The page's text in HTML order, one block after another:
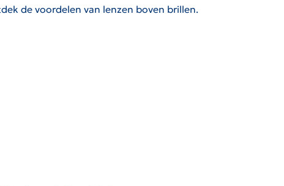
de voordelen van lenzen boven brillen.